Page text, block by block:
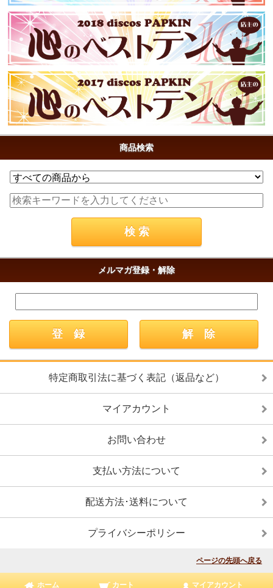
商品検索
メルマガ登録・解除
特定商取引法に基づく表記（返品など）
マイアカウント
お問い合わせ
支払い方法について
配送方法･送料について
プライバシーポリシー
ページの先頭へ戻る
ホーム カート マイアカウント